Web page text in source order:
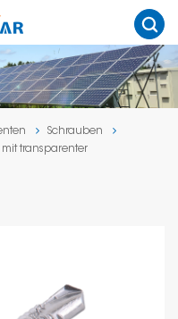
Schrauben
transparenter